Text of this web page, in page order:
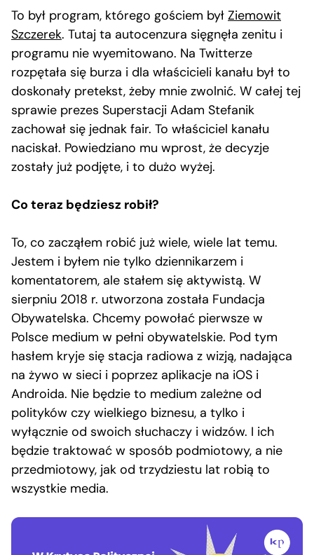
To był program, którego gościem był Ziemowit
Szczerek. Tutaj ta autocenzura sięgnęła zenitu i
programu nie wyemitowano. Na Twitterze
rozpętała się burza i dla właścicieli kanału był to
doskonały pretekst, żeby mnie zwolnić. W całej tej
sprawie prezes Superstacji Adam Stefanik
zachował się jednak fair. To właściciel kanału
naciskał. Powiedziano mu wprost, że decyzje
zostały już podjęte, i to dużo wyżej.
Co teraz będziesz robił?
To, co zacząłem robić już wiele, wiele lat temu.
Jestem i byłem nie tylko dziennikarzem i
komentatorem, ale stałem się aktywistą. W
sierpniu 2018 r. utworzona została Fundacja
Obywatelska. Chcemy powołać pierwsze w
Polsce medium w pełni obywatelskie. Pod tym
hasłem kryje się stacja radiowa z wizją, nadająca
na żywo w sieci i poprzez aplikacje na iOS i
Androida. Nie będzie to medium zależne od
polityków czy wielkiego biznesu, a tylko i
wyłącznie od swoich słuchaczy i widzów. I ich
będzie traktować w sposób podmiotowy, a nie
przedmiotowy, jak od trzydziestu lat robią to
wszystkie media.